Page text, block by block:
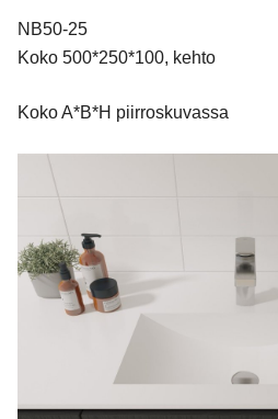
NB50-25
Koko 500*250*100, kehto
Koko A*B*H piirroskuvassa